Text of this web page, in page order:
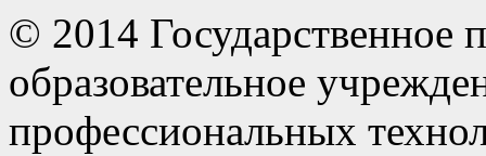
© 2014 Государственное
образовательное
профессиональных